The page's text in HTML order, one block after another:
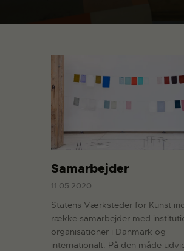
ANSØG
ENGLISH
Samarbejder
11.05.2020
Statens Værksteder for Kunst
række samarbejder med
organisationer i Danmark og
internationalt. På den måde